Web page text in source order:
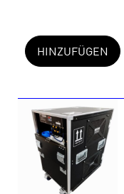
HINZUFÜGEN